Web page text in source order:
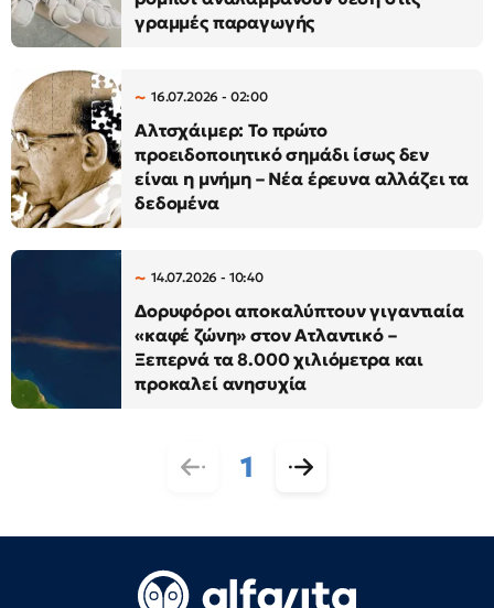
γραμμές παραγωγής
16.07.2026 - 02:00
Αλτσχάιμερ: Το πρώτο
προειδοποιητικό σημάδι ίσως δεν
είναι η μνήμη – Νέα έρευνα αλλάζει τα
δεδομένα
14.07.2026 - 10:40
Δορυφόροι αποκαλύπτουν γιγαντιαία
«καφέ ζώνη» στον Ατλαντικό –
Ξεπερνά τα 8.000 χιλιόμετρα και
προκαλεί ανησυχία
1